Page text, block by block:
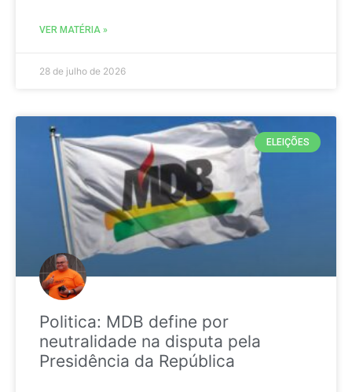
VER MATÉRIA »
28 de julho de 2026
ELEIÇÕES
Politica: MDB define por
neutralidade na disputa pela
Presidência da República